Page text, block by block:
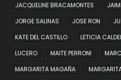
JACQUELINE BRACAMONTES
JORGE SALINAS
JOSE RON
KATE DEL CASTILLO
LETICIA
LUCERO
MAITE PERRONI
MARGARITA MAGAÑA